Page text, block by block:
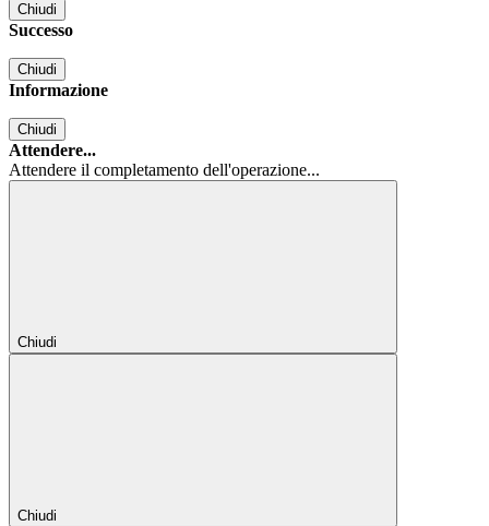
Chiudi
Successo
Chiudi
Informazione
Chiudi
Attendere...
Attendere il completamento dell'operazione...
Chiudi
Chiudi